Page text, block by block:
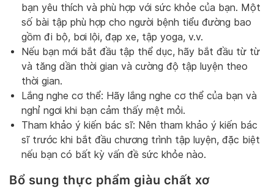
bạn yêu thích và phù hợp với sức khỏe của bạn. Một
số bài tập phù hợp cho người bệnh tiểu đường bao
gồm đi bộ, bơi lội, đạp xe, tập yoga, v.v.
Nếu bạn mới bắt đầu tập thể dục, hãy bắt đầu từ từ
và tăng dần thời gian và cường độ tập luyện theo
thời gian.
Lắng nghe cơ thể: Hãy lắng nghe cơ thể của bạn và
nghỉ ngơi khi bạn cảm thấy mệt mỏi.
Tham khảo ý kiến bác sĩ: Nên tham khảo ý kiến bác
sĩ trước khi bắt đầu chương trình tập luyện, đặc biệt
nếu bạn có bất kỳ vấn đề sức khỏe nào.
Bổ sung thực phẩm giàu chất xơ